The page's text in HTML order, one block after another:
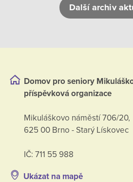
Další archiv
Domov pro seniory
příspěvková organizace
Mikuláškovo náměstí 706/20,
625 00 Brno - Starý Lískovec
IČ: 711 55 988
Ukázat na mapě